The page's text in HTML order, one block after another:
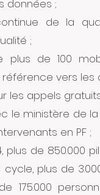
données ;
de la
;
plus de 100
vers les
les appels
le ministère de
en PF ;
plus de 850.000
cycle, plus de
175.000